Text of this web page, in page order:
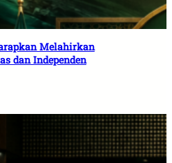
Melahirkan
dan Independen